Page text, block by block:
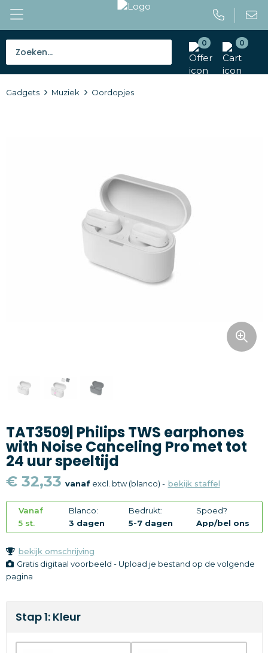
0 0
Tassen
Outdoor en vrije tijd
Gereedschap en veiligheid
Textiel
Thema
Merken
Gadgets Muziek Oordopjes
TAT3509| Philips TWS earphones
with Noise Canceling Pro met tot
24 uur speeltijd
€ 32,33 vanafexcl. btw (blanco) - bekijk staffel
Vanaf
5 st.
Blanco:
3 dagen
Bedrukt:
5-7 dagen
Spoed?
App/bel ons
bekijk omschrijving
Gratis digitaal voorbeeld - Upload je bestand op de volgende
pagina
Stap 1: Kleur